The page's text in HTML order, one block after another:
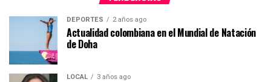
DEPORTES 2 años ago
Actualidad colombiana en el Mundial de Natación
de Doha
LOCAL 3 años ago